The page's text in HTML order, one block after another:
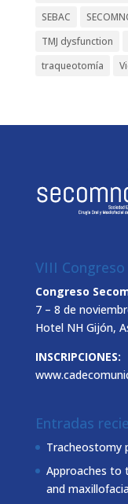
SEBAC
TMJ dysfunction
traqueotomía
VIII
Congreso
7 – 8 de
Hotel NH Gijón,
INSCRIPCIONES:
Entradas
Tracheostomy
Approaches to
and